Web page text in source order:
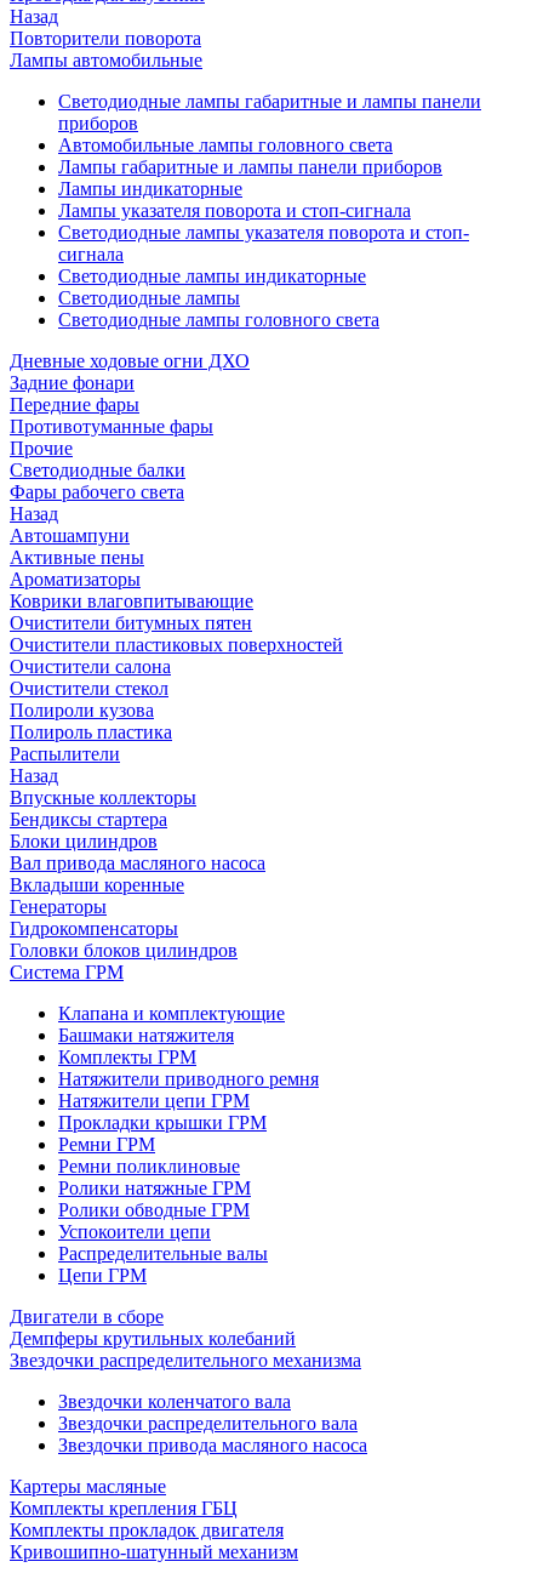
Назад
Повторители поворота
Лампы автомобильные
Светодиодные лампы габаритные и лампы панели
приборов
Автомобильные лампы головного света
Лампы габаритные и лампы панели приборов
Лампы индикаторные
Лампы указателя поворота и стоп-сигнала
Светодиодные лампы указателя поворота и стоп-
сигнала
Светодиодные лампы индикаторные
Светодиодные лампы
Светодиодные лампы головного света
Дневные ходовые огни ДХО
Задние фонари
Передние фары
Противотуманные фары
Прочие
Светодиодные балки
Фары рабочего света
Назад
Автошампуни
Активные пены
Ароматизаторы
Коврики влаговпитывающие
Очистители битумных пятен
Очистители пластиковых поверхностей
Очистители салона
Очистители стекол
Полироли кузова
Полироль пластика
Распылители
Назад
Впускные коллекторы
Бендиксы стартера
Блоки цилиндров
Вал привода масляного насоса
Вкладыши коренные
Генераторы
Гидрокомпенсаторы
Головки блоков цилиндров
Система ГРМ
Клапана и комплектующие
Башмаки натяжителя
Комплекты ГРМ
Натяжители приводного ремня
Натяжители цепи ГРМ
Прокладки крышки ГРМ
Ремни ГРМ
Ремни поликлиновые
Ролики натяжные ГРМ
Ролики обводные ГРМ
Успокоители цепи
Распределительные валы
Цепи ГРМ
Двигатели в сборе
Демпферы крутильных колебаний
Звездочки распределительного механизма
Звездочки коленчатого вала
Звездочки распределительного вала
Звездочки привода масляного насоса
Картеры масляные
Комплекты крепления ГБЦ
Комплекты прокладок двигателя
Кривошипно-шатунный механизм